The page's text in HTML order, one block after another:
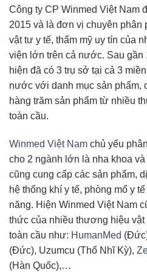
Công ty CP Winmed Việt Nam
2015 và là đơn vị chuyên phân
vật tư y tế, thẩm mỹ uy tín của
viện lớn trên cả nước. Sau gần
hiện đã có 3 trụ sở tại cả 3
nước với danh mục sản phẩm,
hàng trăm sản phẩm từ nhiều
toàn cầu.
Winmed Việt Nam chủ yếu
cho 2 ngành lớn là nha khoa
cũng cung cấp các sản phẩm,
hệ thống khí y tế, phòng mổ y
năng. Hiện Winmed Việt Nam
thức của nhiều thương hiệu
toàn cầu như: HumanMed
(Đức), Uzumcu (Thổ Nhĩ Kỳ),
(Hàn Quốc),…